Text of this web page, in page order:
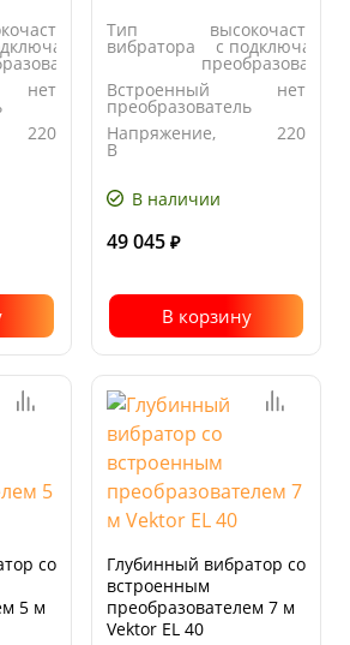
нет
220
Тип
вибратора с
Встроенный
преобразователь
нет
Напряжение,
В
220
входной ток,
А
В наличии
49 045 ₽
В корзину
со
5 м
Глубинный вибратор со
встроенным
преобразователем 7 м
Vektor EL 40